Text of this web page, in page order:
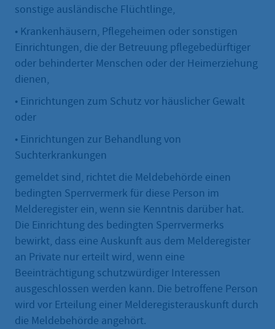
sonstige ausländische Flüchtlinge,
• Krankenhäusern, Pflegeheimen oder sonstigen
Einrichtungen, die der Betreuung pflegebedürftiger
oder behinderter Menschen oder der Heimerziehung
dienen,
• Einrichtungen zum Schutz vor häuslicher Gewalt
oder
• Einrichtungen zur Behandlung von
Suchterkrankungen
gemeldet sind, richtet die Meldebehörde einen
bedingten Sperrvermerk für diese Person im
Melderegister ein, wenn sie Kenntnis darüber hat.
Die Einrichtung des bedingten Sperrvermerks
bewirkt, dass eine Auskunft aus dem Melderegister
an Private nur erteilt wird, wenn eine
Beeinträchtigung schutzwürdiger Interessen
ausgeschlossen werden kann. Die betroffene Person
wird vor Erteilung einer Melderegisterauskunft durch
die Meldebehörde angehört.